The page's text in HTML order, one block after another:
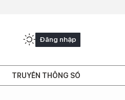
Đăng nhập
TRUYỀN THÔNG SỐ